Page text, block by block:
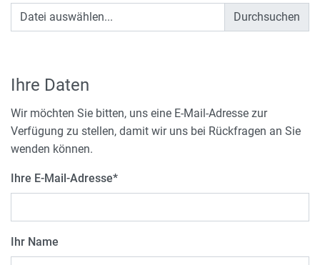
Datei auswählen...
Ihre Daten
Wir möchten Sie bitten, uns eine E-Mail-Adresse zur
Verfügung zu stellen, damit wir uns bei Rückfragen an Sie
wenden können.
Ihre E-Mail-Adresse*
Ihr Name